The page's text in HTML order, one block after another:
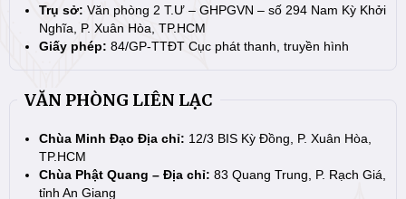
Trụ sở: Văn phòng 2 T.Ư – GHPGVN – số 294 Nam Kỳ Khởi
Nghĩa, P. Xuân Hòa, TP.HCM
Giấy phép: 84/GP-TTĐT Cục phát thanh, truyền hình
VĂN PHÒNG LIÊN LẠC
Chùa Minh Đạo Địa chỉ: 12/3 BIS Kỳ Đồng, P. Xuân Hòa,
TP.HCM
Chùa Phật Quang – Địa chỉ: 83 Quang Trung, P. Rạch Giá,
tỉnh An Giang